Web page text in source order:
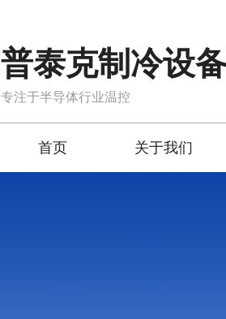
普泰克制冷设
专注于半导体行业温控
首页 关于我们